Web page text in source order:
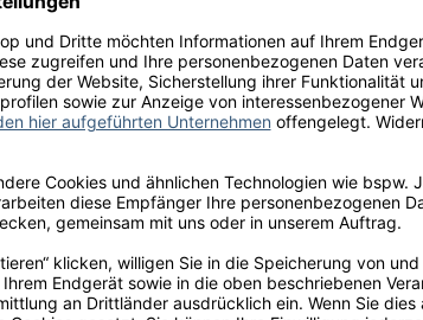
S.A.S., Propriétaire à 67 Rue de